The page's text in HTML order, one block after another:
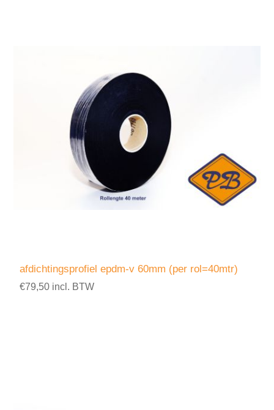
afdichtingsprofiel epdm-v 60mm (per rol=40mtr)
€79,50 incl. BTW